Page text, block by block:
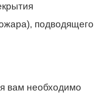
подводящего
вам необходимо